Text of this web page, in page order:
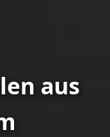
aus